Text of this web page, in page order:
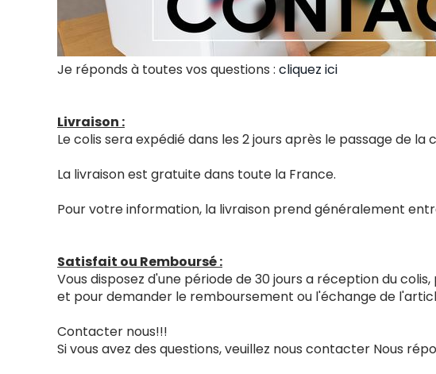
Je réponds à toutes vos questions : cliquez ici
Livraison :
Le colis sera expédié dans les 2 jours après le passage de la
La livraison est gratuite dans toute la France.
Pour votre information, la livraison prend généralement
Satisfait ou Remboursé :
Vous disposez d'une période de 30 jours a réception du
et pour demander le remboursement ou l'échange de
Contacter nous!!!
Si vous avez des questions, veuillez nous contacter Nous